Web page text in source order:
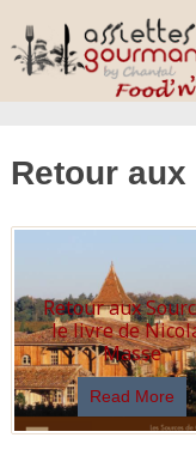
Retour
Retour aux
le livre de
Masse
Read More